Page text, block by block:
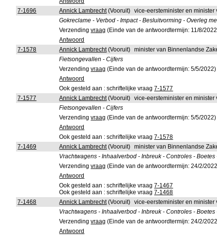
7-1696
Annick Lambrecht(Vooruit) vice-eersteminister en
Gokreclame - Verbod - Impact - Besluitvorming - Overleg
Verzendingvraag (Einde van de antwoordtermijn: 11/8/
Antwoord
7-1578
Annick Lambrecht(Vooruit) minister van Binnenlandse
Fietsongevallen - Cijfers
Verzendingvraag (Einde van de antwoordtermijn: 5/5/2022)
Antwoord
Ook gesteld aan : schriftelijke vraag7-1577
7-1577
Annick Lambrecht(Vooruit) vice-eersteminister en
Fietsongevallen - Cijfers
Verzendingvraag (Einde van de antwoordtermijn: 5/5/2022)
Antwoord
Ook gesteld aan : schriftelijke vraag7-1578
7-1469
Annick Lambrecht(Vooruit) minister van Binnenlandse
Vrachtwagens - Inhaalverbod - Inbreuk - Controles - Boetes
Verzendingvraag (Einde van de antwoordtermijn: 24/2/
Antwoord
Ook gesteld aan : schriftelijke vraag7-1467
Ook gesteld aan : schriftelijke vraag7-1468
7-1468
Annick Lambrecht(Vooruit) vice-eersteminister en
Vrachtwagens - Inhaalverbod - Inbreuk - Controles - Boetes
Verzendingvraag (Einde van de antwoordtermijn: 24/2/
Antwoord